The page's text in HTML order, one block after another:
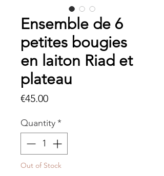
Ensemble de 6
petites bougies
en laiton Riad et
plateau
€45.00Price
Quantity*
Out of Stock